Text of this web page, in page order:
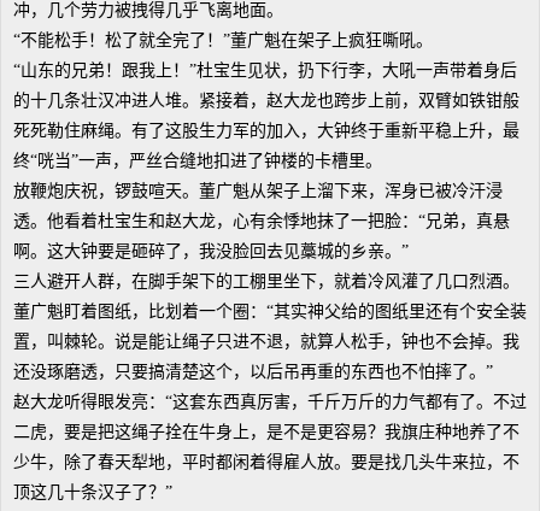
冲，几个劳力被拽得几乎飞离地面。
“不能松手！松了就全完了！”董广魁在架子上疯狂嘶吼。
“山东的兄弟！跟我上！”杜宝生见状，扔下行李，大吼一声带着身后
的十几条壮汉冲进人堆。紧接着，赵大龙也跨步上前，双臂如铁钳般
死死勒住麻绳。有了这股生力军的加入，大钟终于重新平稳上升，最
终“咣当”一声，严丝合缝地扣进了钟楼的卡槽里。
放鞭炮庆祝，锣鼓喧天。董广魁从架子上溜下来，浑身已被冷汗浸
透。他看着杜宝生和赵大龙，心有余悸地抹了一把脸：“兄弟，真悬
啊。这大钟要是砸碎了，我没脸回去见藁城的乡亲。”
三人避开人群，在脚手架下的工棚里坐下，就着冷风灌了几口烈酒。
董广魁盯着图纸，比划着一个圈：“其实神父给的图纸里还有个安全装
置，叫棘轮。说是能让绳子只进不退，就算人松手，钟也不会掉。我
还没琢磨透，只要搞清楚这个，以后吊再重的东西也不怕摔了。”
赵大龙听得眼发亮：“这套东西真厉害，千斤万斤的力气都有了。不过
二虎，要是把这绳子拴在牛身上，是不是更容易？我旗庄种地养了不
少牛，除了春天犁地，平时都闲着得雇人放。要是找几头牛来拉，不
顶这几十条汉子了？”